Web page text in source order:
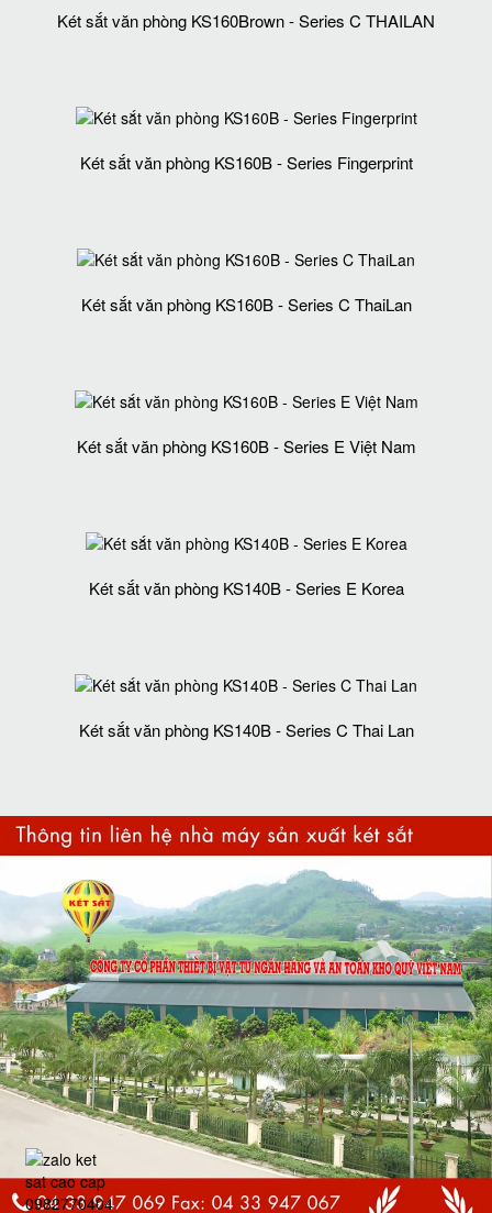
Két sắt văn phòng KS160Brown - Series C THAILAN
Két sắt văn phòng KS160B - Series Fingerprint
Két sắt văn phòng KS160B - Series C ThaiLan
Két sắt văn phòng KS160B - Series E Việt Nam
Két sắt văn phòng KS140B - Series E Korea
Két sắt văn phòng KS140B - Series C Thai Lan